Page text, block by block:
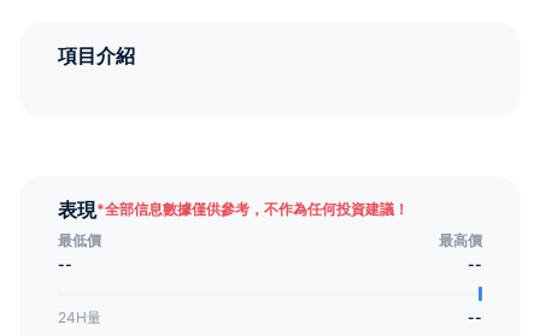
項目介紹
表現*全部信息數據僅供參考，不作為任何投資建議！
最低價
最高價
--
--
24H量
--